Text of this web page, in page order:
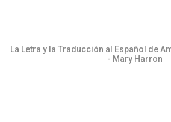
La Letra y la Traducción al Español de
- Mary Harron